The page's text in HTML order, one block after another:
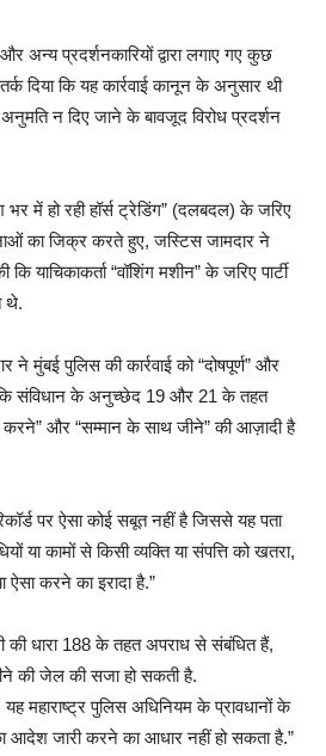
अन्य प्रदर्शनकारियों द्वारा लगाए गए कुछ
दिया कि यह कार्रवाई कानून के अनुसार थी
अनुमति न दिए जाने के बावजूद विरोध प्रदर्शन
भर में हो रही हॉर्स ट्रेडिंग” (दलबदल) के जरिए
का जिक्र करते हुए, जस्टिस जामदार ने
याचिकाकर्ता “वॉशिंग मशीन” के जरिए पार्टी
थे.
मुंबई पुलिस की कार्रवाई को “दोषपूर्ण” और
कि संविधान के अनुच्छेद 19 और 21 के तहत
करने” और “सम्मान के साथ जीने” की आज़ादी है
पर ऐसा कोई सबूत नहीं है जिससे यह पता
या कामों से किसी व्यक्ति या संपत्ति को खतरा,
ऐसा करने का इरादा है.”
धारा 188 के तहत अपराध से संबंधित हैं,
की जेल की सजा हो सकती है.
महाराष्ट्र पुलिस अधिनियम के प्रावधानों के
आदेश जारी करने का आधार नहीं हो सकता है.”